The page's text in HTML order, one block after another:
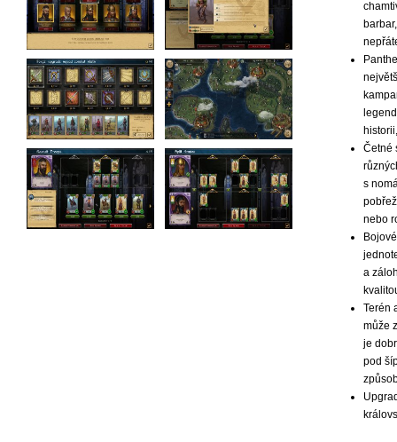
Četné
s
nebo
a
Terén
může
je
pod